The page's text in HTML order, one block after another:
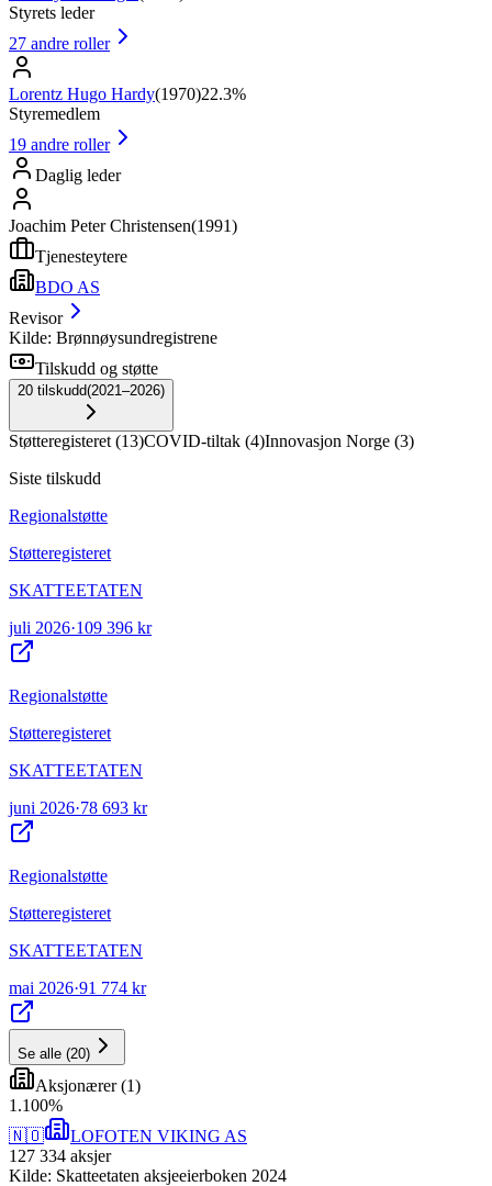
Styrets leder
27 andre roller
Lorentz Hugo Hardy(1970)22.3%
Styremedlem
19 andre roller
Daglig leder
Joachim Peter Christensen(1991)
Tjenesteytere
BDO AS
Revisor
Kilde: Brønnøysundregistrene
Tilskudd og støtte
20 tilskudd(2021–2026)
Støtteregisteret (13)COVID-tiltak (4)Innovasjon Norge (3)
Siste tilskudd
Regionalstøtte
Støtteregisteret
SKATTEETATEN
juli 2026·109 396 kr
Regionalstøtte
Støtteregisteret
SKATTEETATEN
juni 2026·78 693 kr
Regionalstøtte
Støtteregisteret
SKATTEETATEN
mai 2026·91 774 kr
Se alle (20)
Aksjonærer(1)
1 .100%
🇳🇴
LOFOTEN VIKING AS
127 334 aksjer
Kilde: Skatteetaten aksjeeierboken 2024